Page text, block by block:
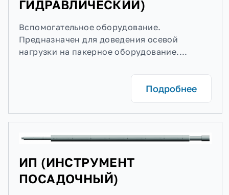
ГИДРАВЛИЧЕСКИЙ)
Вспомогательное оборудование.
Предназначен для доведения осевой
нагрузки на пакерное оборудование....
Подробнее
ИП (ИНСТРУМЕНТ
ПОСАДОЧНЫЙ)